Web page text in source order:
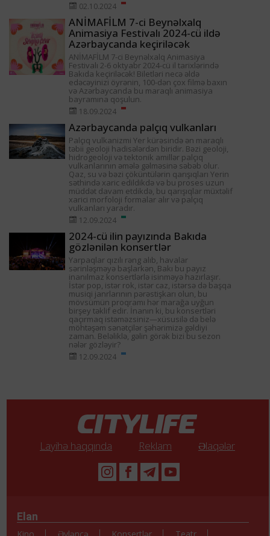
02.10.2024
ANİMAFİLM 7-ci Beynəlxalq
Animasiya Festivalı 2024-cü ildə
Azərbaycanda keçiriləcək
ANİMAFİLM 7-ci Beynəlxalq Animasiya
Festivalı 2-6 oktyabr 2024-cü il tarixlərində
Bakıda keçiriləcək! Biletləri necə əldə
edəcəyinizi öyrənin, 100-dən çox filmə baxın
və Azərbaycanda bu maraqlı animasiya
bayramına qoşulun.
18.09.2024
Azərbaycanda palçıq vulkanları
Palçıq vulkanizmi Yer kürəsində ən maraqlı
təbii geoloji hadisələrdən biridir. Bəzi geoloji,
hidrogeoloji və tektonik amillər palçıq
vulkanlarının əmələ gəlməsinə səbəb olur.
Qaz, su və bəzi çöküntülərin qarışıqları Yerin
səthində xaric edildikdə və bu proses uzun
müddət davam etdikdə, bu qarışıqlar müxtəlif
xarici morfoloji formalar alır və palçıq
vulkanları yaradır.
12.09.2024
2024-cü ilin payızında Bakıda
gözlənilən konsertlər
Yarpaqlar qızılı rəng alıb, havalar
sərinləşməyə başlarkən, Bakı bu payız
inanılmaz konsertlərlə isinməyə hazırlaşır.
İstər pop, istər rok, istər caz, istərsə də başqa
musiqi janrlarının pərəstişkarı olun, bu
mövsümün proqramı hər marağa uyğun
birşey təklif edir. İnanın ki, bu konsertləri
qaçırmaq istəməzsiniz—xüsusilə də belə
möhtəşəm sənətçilər şəhərimizə gəldiyi
zaman. Beləliklə, gəlin görək bizi bu sezon
nələr gözləyir?
12.09.2024
Layihə haqqında Reklam Əlaqələr
Elan